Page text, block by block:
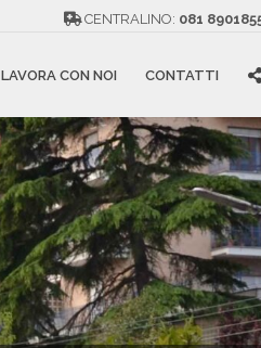
CENTRALINO: 081
LAVORA CON NOI CONTATTI